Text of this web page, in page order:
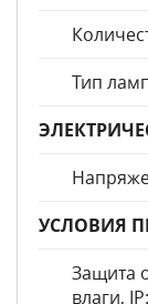
Тип
УСЛОВИЯ
Защита
влаги, IP: